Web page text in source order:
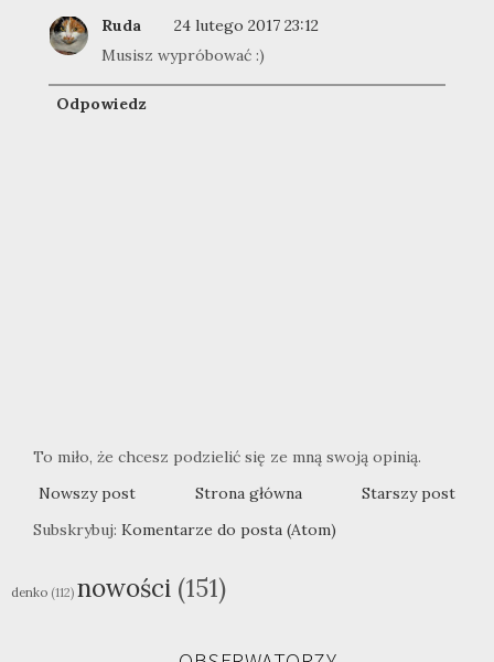
Ruda
24 lutego 2017 23:12
Musisz wypróbować :)
Odpowiedz
To miło, że chcesz podzielić się ze mną swoją opinią.
Nowszy post
Starszy post
Strona główna
Subskrybuj: Komentarze do posta (Atom)
denko (112) nowości (151)